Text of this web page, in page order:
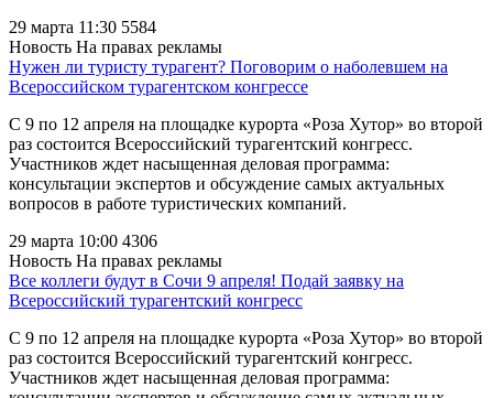
29 марта 11:30 5584
Новость На правах рекламы
Нужен ли туристу турагент? Поговорим о наболевшем на
Всероссийском турагентском конгрессе
С 9 по 12 апреля на площадке курорта «Роза Хутор» во второй
раз состоится Всероссийский турагентский конгресс.
Участников ждет насыщенная деловая программа:
консультации экспертов и обсуждение самых актуальных
вопросов в работе туристических компаний.
29 марта 10:00 4306
Новость На правах рекламы
Все коллеги будут в Сочи 9 апреля! Подай заявку на
Всероссийский турагентский конгресс
С 9 по 12 апреля на площадке курорта «Роза Хутор» во второй
раз состоится Всероссийский турагентский конгресс.
Участников ждет насыщенная деловая программа: